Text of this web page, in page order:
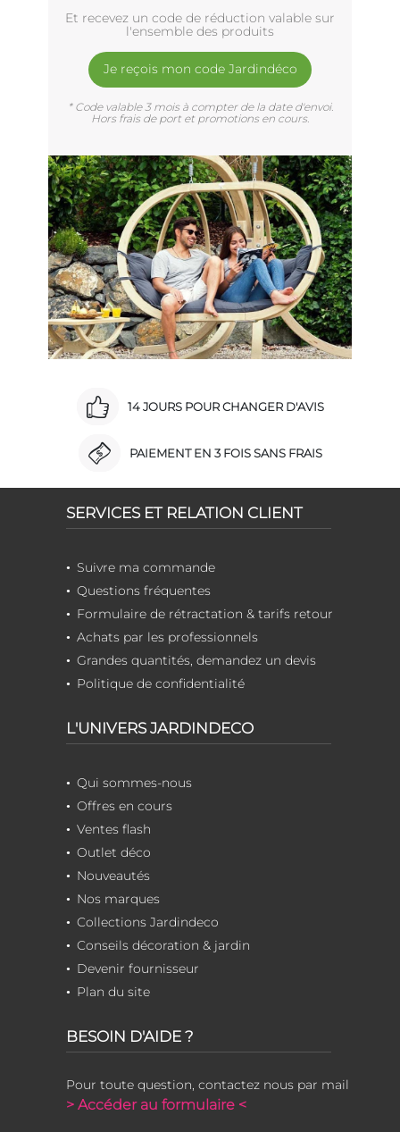
Et recevez un code de réduction valable sur
l'ensemble des produits
Je reçois mon code Jardindéco
* Code valable 3 mois à compter de la date d'envoi.
Hors frais de port et promotions en cours.
14 JOURS POUR CHANGER D'AVIS
PAIEMENT EN 3 FOIS SANS FRAIS
SERVICES ET RELATION CLIENT
Suivre ma commande
Questions fréquentes
Formulaire de rétractation & tarifs retour
Achats par les professionnels
Grandes quantités, demandez un devis
Politique de confidentialité
L'UNIVERS JARDINDECO
Qui sommes-nous
Offres en cours
Ventes flash
Outlet déco
Nouveautés
Nos marques
Collections Jardindeco
Conseils décoration & jardin
Devenir fournisseur
Plan du site
BESOIN D'AIDE ?
Pour toute question, contactez nous par mail
> Accéder au formulaire <